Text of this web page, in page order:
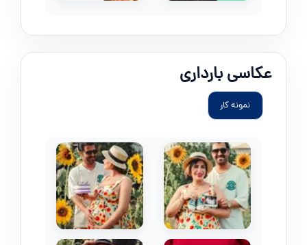
عکاسی بارداری
نمونه کار